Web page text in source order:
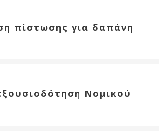
πίστωσης για δαπάνη
Νομικού